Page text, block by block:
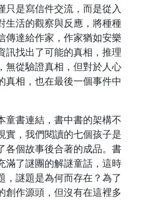
只是寫信件交流，而是從入
生活的觀察與反應，將種種
傳達給作家，作家猶如安樂
訊找出了可能的真相，推理
無從驗證真相，但對於人心
真相，也在最後一個事件中
童書連結，書中書的架構不
實，我們閱讀的七個孩子是
各個故事後合著的成品。書
滿了謎團的解謎童話，這時
，謎題是為何而存在？為了
創作源頭，但沒有在這裡多